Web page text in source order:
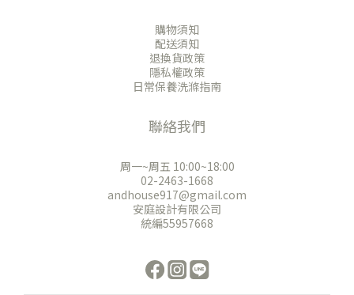
購物須知
配送須知
退換貨政策
隱私權政策
日常保養洗滌指南
聯絡我們
周一~周五 10:00~18:00
02-2463-1668
andhouse917@gmail.com
安庭設計有限公司
統編55957668